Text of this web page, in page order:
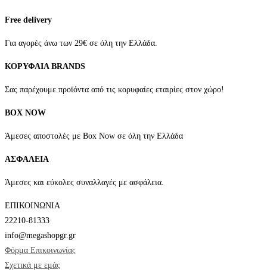
Free delivery
Για αγορές άνω των 29€ σε όλη την Ελλάδα.
ΚΟΡΥΦΑΙΑ BRANDS
Σας παρέχουμε προϊόντα από τις κορυφαίες εταιρίες στον χώρο!
BOX NOW
Άμεσες αποστολές με Box Now σε όλη την Ελλάδα
ΑΣΦΑΛΕΙΑ
Άμεσες και εύκολες συναλλαγές με ασφάλεια.
ΕΠΙΚΟΙΝΩΝΙΑ
22210-81333
info@megashopgr.gr
Φόρμα Επικοινωνίας
Σχετικά με εμάς